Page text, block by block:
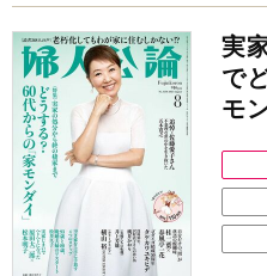
実
で
モ